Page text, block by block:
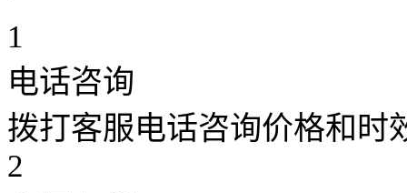
1
电话咨询
拨打客服电话咨询价格和时
2